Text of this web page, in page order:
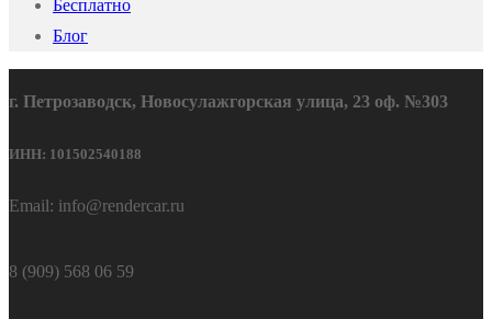
Бесплатно
Блог
г. Петрозаводск, Новосулажгорская улица, 23 оф. №303
ИНН: 101502540188
Email: info@rendercar.ru
8 (909) 568 06 59